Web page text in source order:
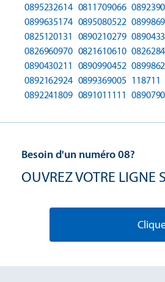
0895232614 0811709066
0899635174 0895080522
0825120131 0890210279
0826960970 0821610610
0890430211 0890990452
0892162924 0899369005 118711
0892241809 0891011111
Besoin d'un numéro 08?
OUVREZ VOTRE LIGNE